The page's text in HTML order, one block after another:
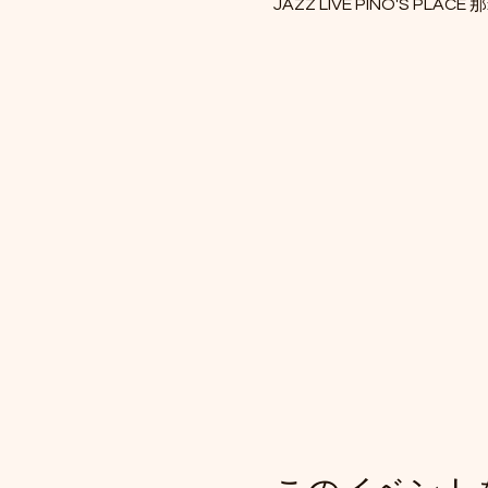
JAZZ LIVE PINO'S PLACE